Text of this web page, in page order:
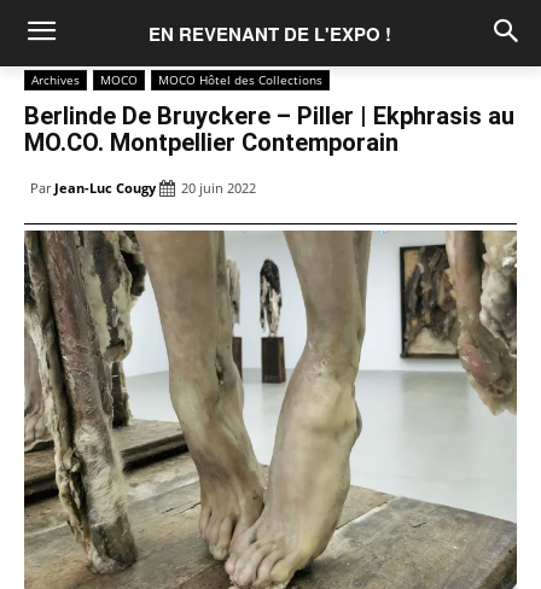
EN REVENANT DE L'EXPO !
Archives MOCO MOCO Hôtel des Collections
Berlinde De Bruyckere – Piller | Ekphrasis au
MO.CO. Montpellier Contemporain
Par Jean-Luc Cougy 20 juin 2022